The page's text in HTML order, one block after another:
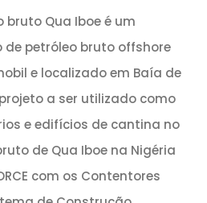
bruto Qua Iboe é um
de petróleo bruto offshore
e localizado em Baía de
a ser utilizado como
e edifícios de cantina no
de Qua Iboe na Nigéria
com os Contentores